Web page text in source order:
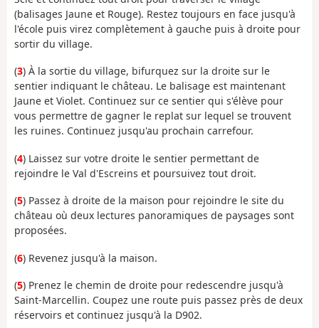
(balisages Jaune et Rouge). Restez toujours en face jusqu'à
l'école puis virez complètement à gauche puis à droite pour
sortir du village.
(3) À la sortie du village, bifurquez sur la droite sur le
sentier indiquant le château. Le balisage est maintenant
Jaune et Violet. Continuez sur ce sentier qui s'élève pour
vous permettre de gagner le replat sur lequel se trouvent
les ruines. Continuez jusqu'au prochain carrefour.
(4) Laissez sur votre droite le sentier permettant de
rejoindre le Val d'Escreins et poursuivez tout droit.
(5) Passez à droite de la maison pour rejoindre le site du
château où deux lectures panoramiques de paysages sont
proposées.
(6) Revenez jusqu'à la maison.
(5) Prenez le chemin de droite pour redescendre jusqu'à
Saint-Marcellin. Coupez une route puis passez près de deux
réservoirs et continuez jusqu'à la D902.